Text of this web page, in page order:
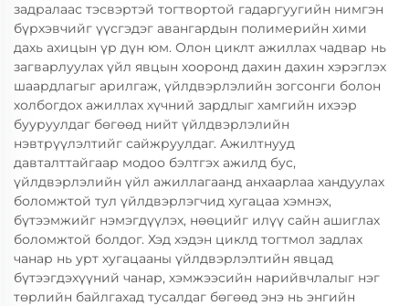
задралаас тэсвэртэй тогтвортой гадаргуугийн нимгэн
бүрхэвчийг үүсгэдэг авангардын полимерийн хими
дахь ахицын үр дүн юм. Олон циклт ажиллах чадвар нь
загварлуулах үйл явцын хооронд дахин дахин хэрэглэх
шаардлагыг арилгаж, үйлдвэрлэлийн зогсонги болон
холбогдох ажиллах хүчний зардлыг хамгийн ихээр
бууруулдаг бөгөөд нийт үйлдвэрлэлийн
нэвтрүүлэлтийг сайжруулдаг. Ажилтнууд
давталттайгаар модоо бэлтгэх ажилд бус,
үйлдвэрлэлийн үйл ажиллагаанд анхаарлаа хандуулах
боломжтой тул үйлдвэрлэгчид хугацаа хэмнэх,
бүтээмжийг нэмэгдүүлэх, нөөцийг илүү сайн ашиглах
боломжтой болдог. Хэд хэдэн циклд тогтмол задлах
чанар нь урт хугацааны үйлдвэрлэлтийн явцад
бүтээгдэхүүний чанар, хэмжээсийн нарийвчлалыг нэг
төрлийн байлгахад тусалдаг бөгөөд энэ нь энгийн